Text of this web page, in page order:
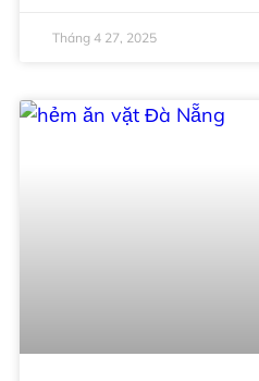
Tháng 4 27, 2025